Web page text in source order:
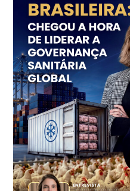
R$ 153,38
cx
Ovo Vermelho -
Vermelho
R$ 156,33
cx
Ovo Branco - Regional
Bastos (SP)
R$ 134,40
cx
Ovo Vermelho -
Bastos (SP)